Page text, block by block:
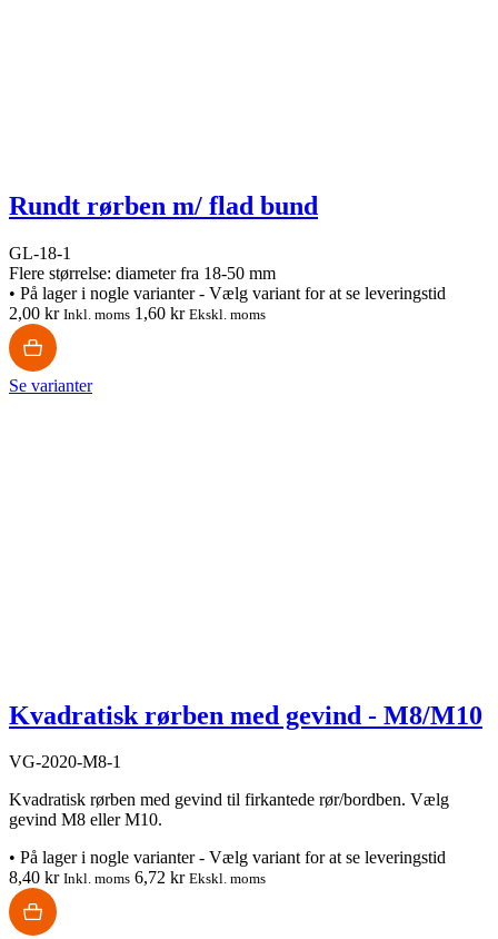
Rundt rørben m/ flad bund
GL-18-1
Flere størrelse: diameter fra 18-50 mm
• På lager i nogle varianter - Vælg variant for at se leveringstid
2,00 kr Inkl. moms 1,60 kr Ekskl. moms
Se varianter
Kvadratisk rørben med gevind - M8/M10
VG-2020-M8-1
Kvadratisk rørben med gevind til firkantede rør/bordben. Vælg
gevind M8 eller M10.
• På lager i nogle varianter - Vælg variant for at se leveringstid
8,40 kr Inkl. moms 6,72 kr Ekskl. moms